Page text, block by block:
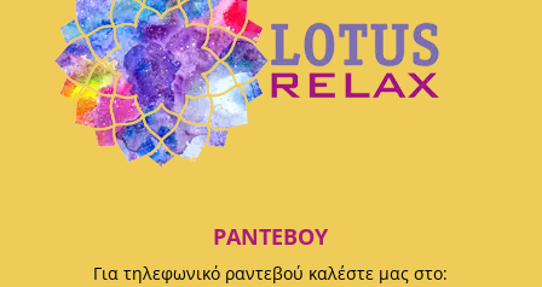
ΡΑΝΤΕΒΟΎ
Για τηλεφωνικό ραντεβού καλέστε μας στο: